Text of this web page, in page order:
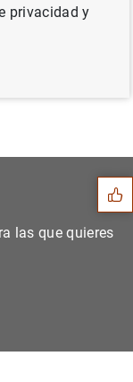
Sugerencias
las que quieres
privacidad y